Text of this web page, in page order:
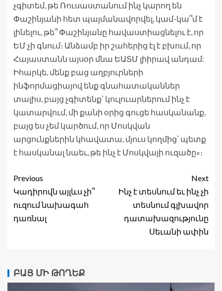
չգիտեմ, թե Ռուսաստանում ինչ կարող են
Փաշինյանի հետ պայմանավորվել, կամ-կա՞մ է
լինելու, թե՞ Փաշինյանը հավաստիացնելու է, որ
ԵՄ չի գնում։ Անձամբ իր շահերից էլ է բխում, որ
Հայաստանն այսօր մնա ԵԱՏՄ լիիրավ անդամ:
Իհարկե, մենք բաց աղբյուրների
ինֆորմացիայով ենք գնահատականներ
տալիս, բայց չգիտենք՝ կուլուարներում ինչ է
կատարվում, մի քանի օրից գուցե հասկանանք,
բայց ես չեմ կարծում, որ Մոսկվան
արցունքներին կհավատա, մյուս կողմից՝ պետք
է հասկանալ նաեւ, թե ինչ է Մոսկվայի ուզածը»։
Previous
Կադիրովն այլևս չի՞
ուզում նախագահ
դառնալ
Next
Ինչ է տեսնում եւ ինչ չի
տեսնում գլխավոր
դատախազությունը
Սեւանի ափին
ԲԱՑ ՄԻ ԹՈՂԵՔ